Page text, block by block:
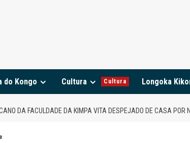
do Kongo Cultura Cultura Longoka
DA FACULDADE DA KIMPA VITA DESPEJADO DE CASA POR